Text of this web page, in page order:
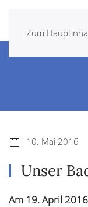
Zum
10. Mai 2016
Unser
Am 19. April